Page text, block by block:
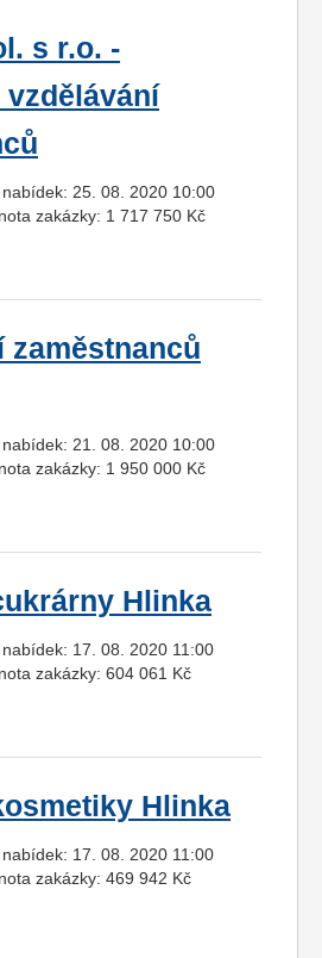
s r.o. -
25. 08. 2020 10:00
zakázky: 1 717 750 Kč
zaměstnanců
21. 08. 2020 10:00
zakázky: 1 950 000 Kč
Hlinka
17. 08. 2020 11:00
zakázky: 604 061 Kč
Hlinka
17. 08. 2020 11:00
zakázky: 469 942 Kč